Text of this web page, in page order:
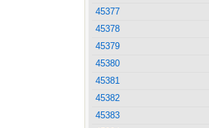
45377
45378
45379
45380
45381
45382
45383